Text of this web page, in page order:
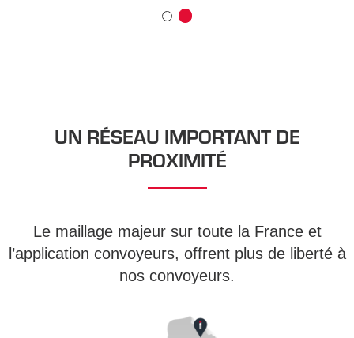
UN RÉSEAU IMPORTANT DE
PROXIMITÉ
Le maillage majeur sur toute la France et
l’application convoyeurs, offrent plus de liberté à
nos convoyeurs.